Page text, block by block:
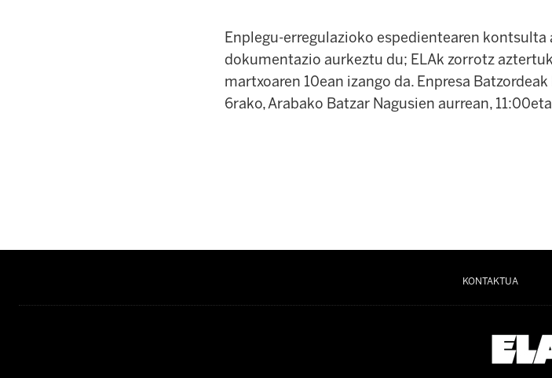
Enplegu-erregulazioko espedientearen
dokumentazio aurkeztu du; ELAk zorrotz
martxoaren 10ean izango da. Enpresa
6rako, Arabako Batzar Nagusien aurrean,
KONTAKTUA